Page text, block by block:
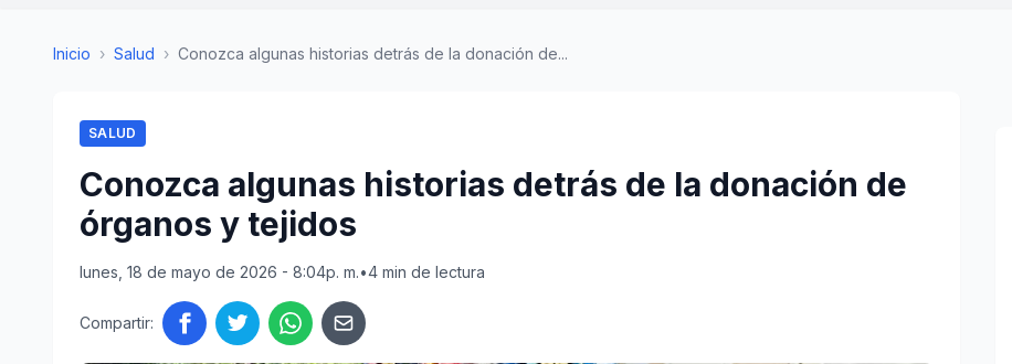
Inicio › Salud › Conozca algunas historias detrás de la donación de...
SALUD
Conozca algunas historias detrás de la donación de
órganos y tejidos
lunes, 18 de mayo de 2026 - 8:04p. m.•4 min de lectura
Compartir: